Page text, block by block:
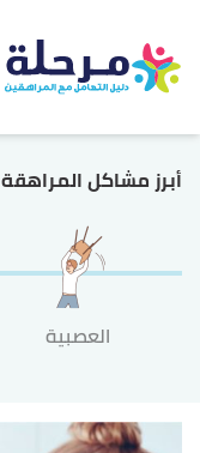
أبرز مشاكل المراهقة
العصبية